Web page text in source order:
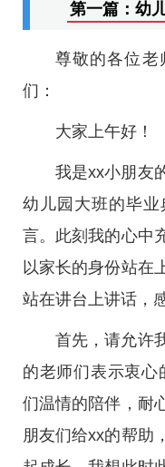
第一篇：幼
尊敬的各位老
们：
大家上午好！
我是xx小朋友
幼儿园大班的毕
言。此刻我的心中
以家长的身份站在
站在讲台上讲话，
首先，请允许
的老师们表示衷心
们温情的陪伴，耐
朋友们给xx的帮助